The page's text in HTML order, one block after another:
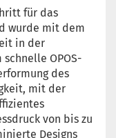
für das
wurde mit dem
in der
OPOS-
des
mit der
von bis zu
Designs